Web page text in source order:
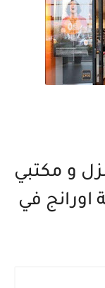
و مكتبي
اورانج في